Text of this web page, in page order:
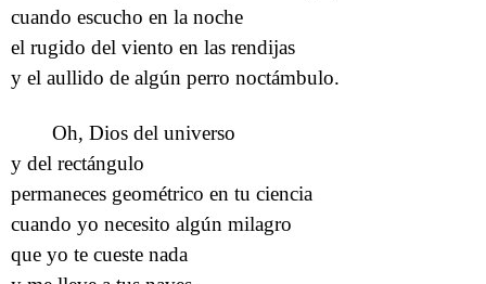
cuando escucho en la noche
el rugido del viento en las rendijas
y el aullido de algún perro noctámbulo.
Oh, Dios del universo
y del rectángulo
permaneces geométrico en tu ciencia
cuando yo necesito algún milagro
que yo te cueste nada